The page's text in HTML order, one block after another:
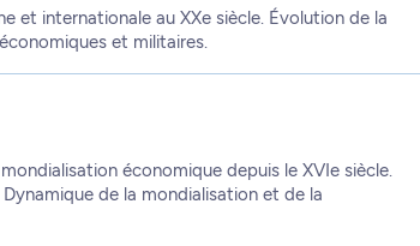
et internationale au XXe siècle. Évolution de la
et militaires.
économique depuis le XVIe siècle.
de la mondialisation et de la